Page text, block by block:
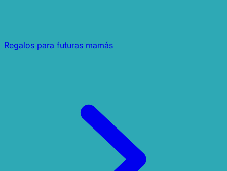
Regalos para futuras mamás